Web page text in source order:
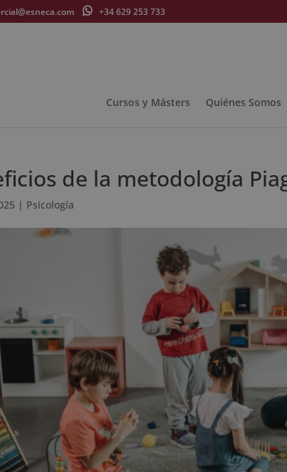
+34 629 253 733
Cursos y Másters Quiénes Somos
de la metodología
| Psicología